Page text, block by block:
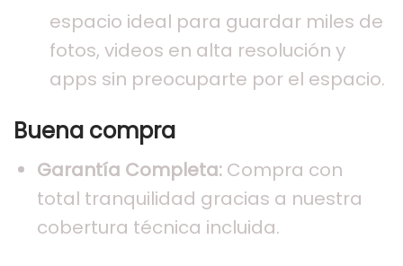
espacio ideal para guardar miles de
fotos, videos en alta resolución y
apps sin preocuparte por el espacio.
Buena compra
Garantía Completa: Compra con
total tranquilidad gracias a nuestra
cobertura técnica incluida.